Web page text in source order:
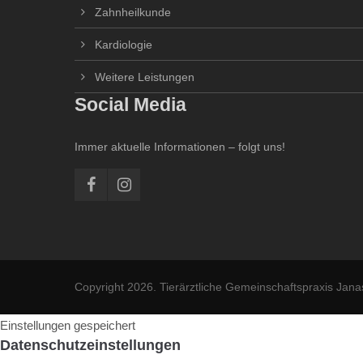
Zahnheilkunde
Kardiologie
Weitere Leistungen
Social Media
Immer aktuelle Informationen – folgt uns!
Copyright 2026. Tierärztliche Gemeinschaftspraxis
Einstellungen gespeichert
Datenschutzeinstellungen